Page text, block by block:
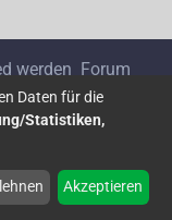
werden Forum
Datenschutz
Daten für die
Statistiken,
Akzeptieren